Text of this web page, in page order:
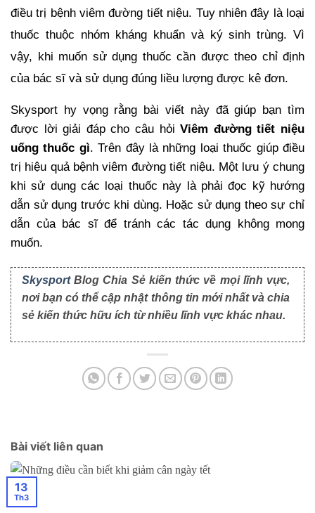
điều trị bệnh viêm đường tiết niệu. Tuy nhiên đây là loại
thuốc thuộc nhóm kháng khuẩn và ký sinh trùng. Vì
vậy, khi muốn sử dụng thuốc cần được theo chỉ định
của bác sĩ và sử dụng đúng liều lượng được kê đơn.
Skysport hy vọng rằng bài viết này đã giúp bạn tìm
được lời giải đáp cho câu hỏi Viêm đường tiết niệu
uống thuốc gì. Trên đây là những loại thuốc giúp điều
trị hiệu quả bệnh viêm đường tiết niệu. Một lưu ý chung
khi sử dụng các loại thuốc này là phải đọc kỹ hướng
dẫn sử dụng trước khi dùng. Hoặc sử dụng theo sự chỉ
dẫn của bác sĩ để tránh các tác dụng không mong
muốn.
SkysportBlog Chia Sẻ kiến thức về mọi lĩnh vực,
nơi bạn có thể cập nhật thông tin mới nhất và chia
sẻ kiến thức hữu ích từ nhiều lĩnh vực khác nhau.
Bài viết liên quan
13
Th3